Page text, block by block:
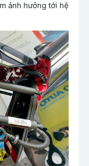
ảnh hưởng tới hệ